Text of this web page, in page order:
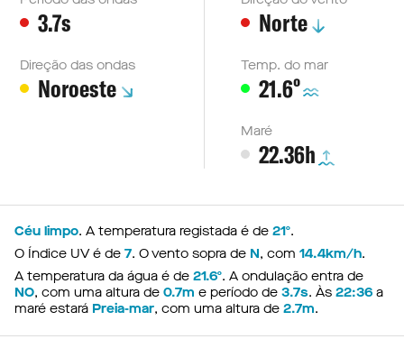
3.7s
Direção das ondas
Noroeste
Norte
Temp. do mar
21.6º
Maré
22.36h
Céu limpo. A temperatura registada é de 21º.
O Índice UV é de 7. O vento sopra de N, com 14.4km/h.
A temperatura da água é de 21.6º. A ondulação entra de
NO, com uma altura de 0.7m e período de 3.7s. Às 22:36 a
maré estará Preia-mar, com uma altura de 2.7m.